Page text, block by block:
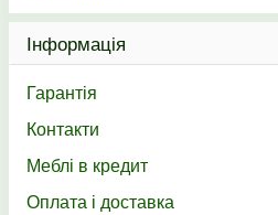
Інформація
Гарантія
Контакти
Меблі в кредит
Оплата і доставка